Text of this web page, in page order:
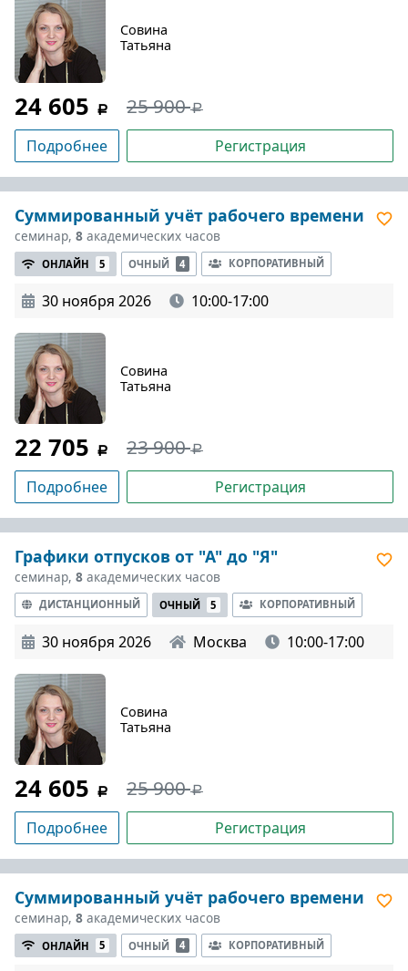
Совина
Татьяна
24 605 25 900
Подробнее Регистрация
Суммированный учёт рабочего времени
семинар, 8 академических часов
ОНЛАЙН 5 ОЧНЫЙ 4 КОРПОРАТИВНЫЙ
30 ноября 2026 10:00-17:00
Совина
Татьяна
22 705 23 900
Подробнее Регистрация
Графики отпусков от "А" до "Я"
семинар, 8 академических часов
ДИСТАНЦИОННЫЙ ОЧНЫЙ 5 КОРПОРАТИВНЫЙ
30 ноября 2026 Москва 10:00-17:00
Совина
Татьяна
24 605 25 900
Подробнее Регистрация
Суммированный учёт рабочего времени
семинар, 8 академических часов
ОНЛАЙН 5 ОЧНЫЙ 4 КОРПОРАТИВНЫЙ